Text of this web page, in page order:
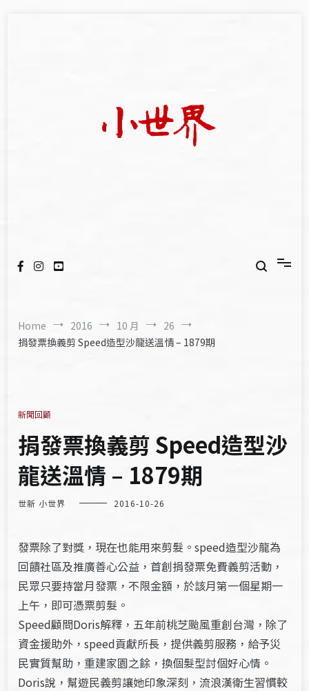
Home 2016 10 月
26
捐發票換義剪 Speed造型沙龍送溫情 – 1879期
新聞回顧
捐發票換義剪 Speed造型沙
龍送溫情 – 1879期
世新 小世界 2016-10-26
發票除了對獎，現在也能用來剪髮。speed造型沙龍為
回饋社區及推廣善心公益，首創捐發票免費義剪活動，
民眾只要持當月發票，不限金額，於該月第一個星期一
上午，即可憑票剪髮。
Speed顧問Doris解釋，五年前桃芝颱風重創台灣，除了
資金援助外，speed貢獻所長，提供義剪服務，給予災
民實質幫助，重建家園之餘，換個髮型討個好心情。
Doris說，幫遊民義剪讓她印象深刻，流浪漢衛生習慣較